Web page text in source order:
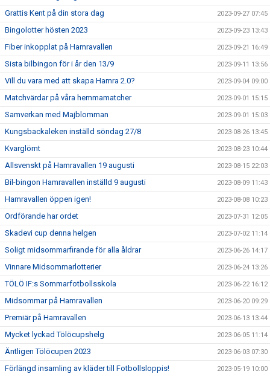
Grattis Kent på din stora dag 2023-09-27 07:45
Bingolotter hösten 2023 2023-09-23 13:43
Fiber inkopplat på Hamravallen 2023-09-21 16:49
Sista bilbingon för i år den 13/9 2023-09-11 13:56
Vill du vara med att skapa Hamra 2.0? 2023-09-04 09:00
Matchvärdar på våra hemmamatcher 2023-09-01 15:15
Samverkan med Majblomman 2023-09-01 15:03
Kungsbackaleken inställd söndag 27/8 2023-08-26 13:45
Kvarglömt 2023-08-23 10:44
Allsvenskt på Hamravallen 19 augusti 2023-08-15 22:03
Bil-bingon Hamravallen inställd 9 augusti 2023-08-09 11:43
Hamravallen öppen igen! 2023-08-08 10:23
Ordförande har ordet 2023-07-31 12:05
Skadevi cup denna helgen 2023-07-02 11:14
Soligt midsommarfirande för alla åldrar 2023-06-26 14:17
Vinnare Midsommarlotterier 2023-06-24 13:26
TÖLÖ IF:s Sommarfotbollsskola 2023-06-22 16:12
Midsommar på Hamravallen 2023-06-20 09:29
Premiär på Hamravallen 2023-06-13 13:44
Mycket lyckad Tölöcupshelg 2023-06-05 11:14
Äntligen Tölöcupen 2023 2023-06-03 07:30
Förlängd insamling av kläder till Fotbollsloppis! 2023-05-19 10:00